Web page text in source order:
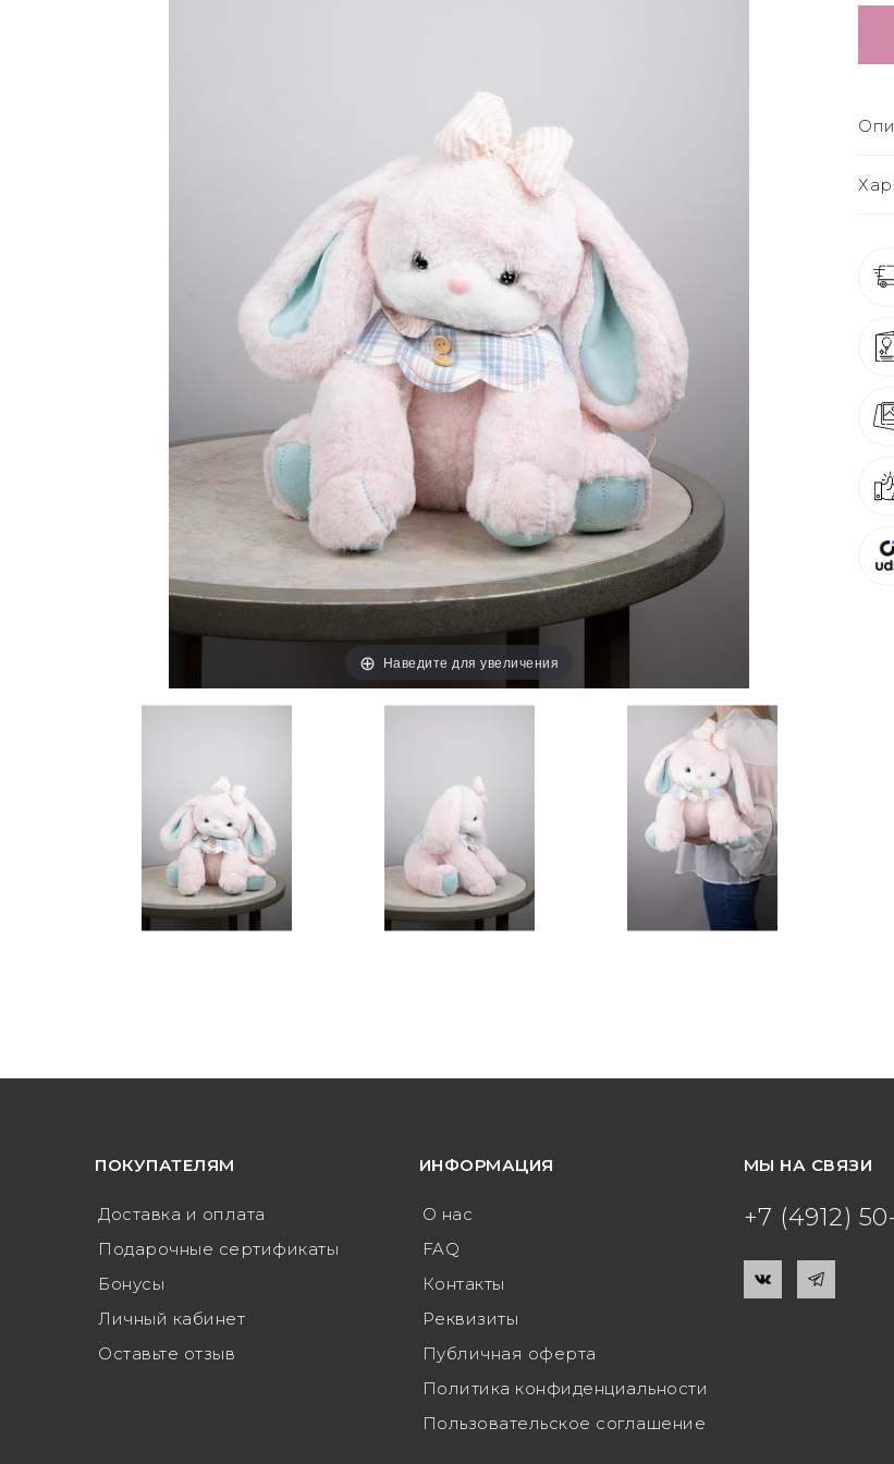
Наведите для увеличения
ПОКУПАТЕЛЯМ
Доставка и оплата
Подарочные сертификаты
Бонусы
Личный кабинет
Оставьте отзыв
ИНФОРМАЦИЯ
О нас
FAQ
Контакты
Реквизиты
Публичная оферта
Политика конфиденциальности
Пользовательское соглашение
МЫ НА СВЯЗИ
+7 (4912)